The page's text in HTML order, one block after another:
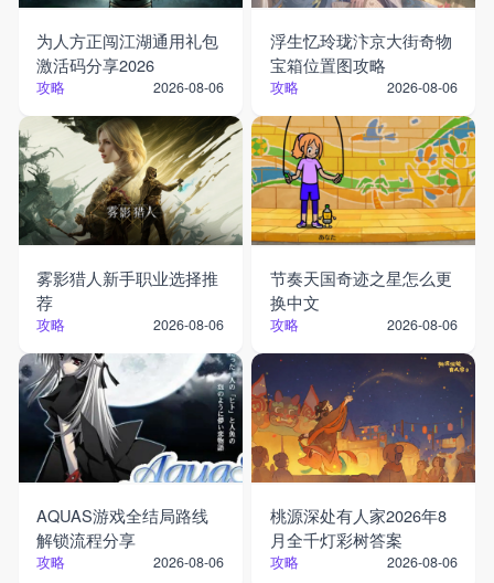
为人方正闯江湖通用礼包
激活码分享2026
攻略 2026-08-06
浮生忆玲珑汴京大街奇物
宝箱位置图攻略
攻略 2026-08-06
雾影猎人新手职业选择推
荐
攻略 2026-08-06
节奏天国奇迹之星怎么更
换中文
攻略 2026-08-06
AQUAS游戏全结局路线
解锁流程分享
攻略 2026-08-06
桃源深处有人家2026年8
月全千灯彩树答案
攻略 2026-08-06